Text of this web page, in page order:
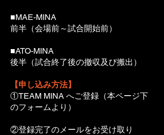
■MAE-MINA
前半（会場前～試合開始前）
■ATO-MINA
後半（試合終了後の撤収及び搬出）
【申し込み方法】
①TEAM MINA へご登録（本ページ下
のフォームより）
②登録完了のメールをお受け取り